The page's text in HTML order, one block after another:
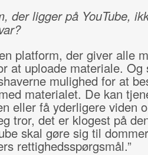
der ligger på YouTube,
platform, der giver alle
at uploade materiale. Og
mulighed for at
materialet. De kan
eller få yderligere viden
tror, det er klogest på
skal gøre sig til
rettighedsspørgsmål.”